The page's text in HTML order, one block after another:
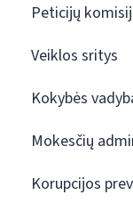
Peticijų
Veiklos sritys
Kokybės
Mokesčių
Korupcijos